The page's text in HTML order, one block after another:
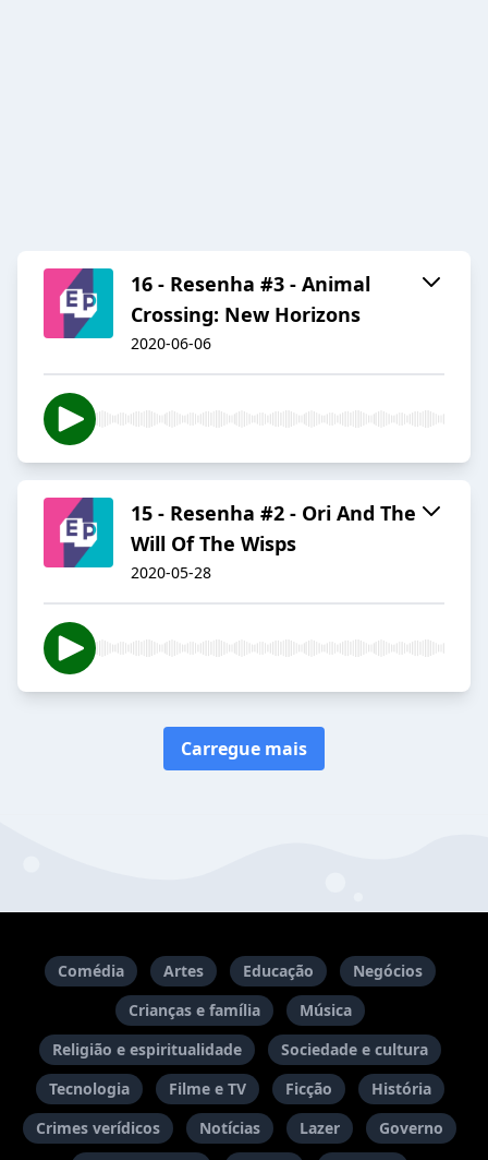
16 - Resenha #3 - Animal
Crossing: New Horizons
2020-06-06
15 - Resenha #2 - Ori And The
Will Of The Wisps
2020-05-28
Carregue mais
Comédia Artes Educação
Negócios
Crianças e família
Música
Religião e espiritualidade
Sociedade e cultura
Tecnologia
Filme e TV Ficção
História
Crimes verídicos
Notícias Lazer
Governo